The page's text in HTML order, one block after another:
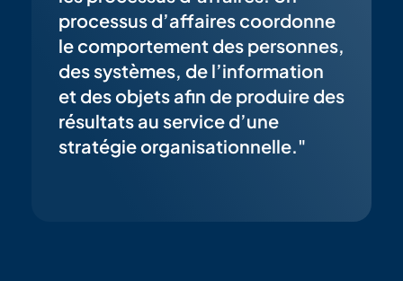
processus d’affaires coordonne
le comportement des personnes,
des systèmes, de l’information
et des objets afin de produire des
résultats au service d’une
stratégie organisationnelle."